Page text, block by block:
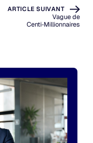
ARTICLE SUIVANT
Vague de
Centi‑Millionnaires